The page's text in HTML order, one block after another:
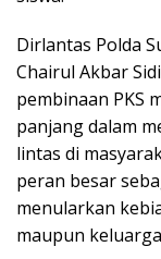
Dirlantas Polda
Chairul Akbar
pembinaan PKS
panjang dalam
lintas di
peran besar
menularkan
maupun